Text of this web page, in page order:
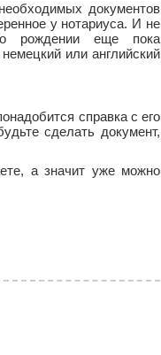
документов
у нотариуса. И не
о рождении еще пока
или английский
справка с его
сделать документ,
а значит уже можно